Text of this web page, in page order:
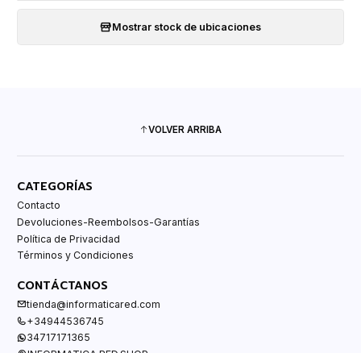
Mostrar stock de ubicaciones
VOLVER ARRIBA
CATEGORÍAS
Contacto
Devoluciones-Reembolsos-Garantías
Política de Privacidad
Términos y Condiciones
CONTÁCTANOS
tienda@informaticared.com
+34944536745
34717171365